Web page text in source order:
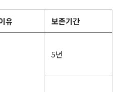
유 보존기간
5년